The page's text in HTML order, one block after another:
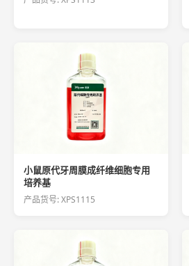
小鼠原代牙周膜成纤维细胞专用
培养基
产品货号: XPS1115